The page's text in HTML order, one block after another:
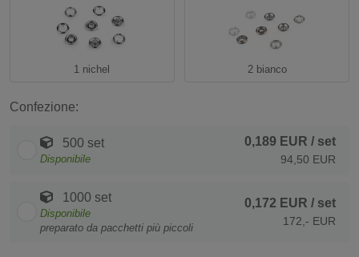
1 nichel 2 bianco
Confezione:
500 set
Disponibile
0,189 EUR / set
94,50 EUR
1000 set
Disponibile
preparato da pacchetti più piccoli
0,172 EUR / set
172,- EUR